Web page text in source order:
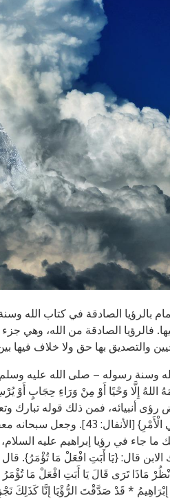
بالرؤيا الصادقة في كتاب الله
فالرؤيا الصادقة من الله، وهي
والتصديق بها حق ولا خلاف فيها
وسنة رسوله – صلى الله عليه
رؤى أنبيائه، فمن ذلك قوله تبارك
وَلَتَنَازَعْتُمْ فِي الْأَمْرِ}
جاء في رؤيا إبراهيم عليه
الابن قال: {يَا أَبَتِ افْعَلْ مَا تُؤْمَرُ}.
مَاذَا تَرَى قَالَ يَا أَبَتِ افْعَلْ مَا
إِبْرَاهِيمُ * قَدْ صَدَّقْتَ الرُّؤْيَا إِنَّا كَذَلِكَ نَجْزِي